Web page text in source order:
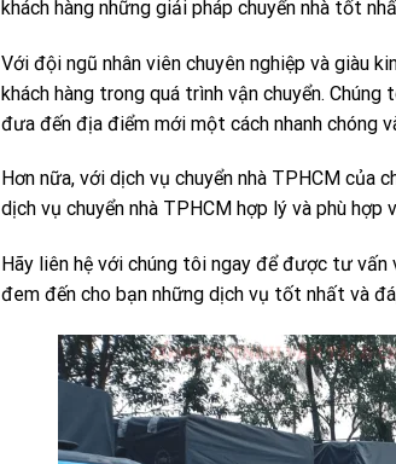
khách hàng những giải pháp chuyển nhà tốt
Với đội ngũ nhân viên chuyên nghiệp và giàu
khách hàng trong quá trình vận chuyển.
đưa đến địa điểm mới một cách nhanh chóng
Hơn nữa, với dịch vụ chuyển nhà TPHCM của
dịch vụ chuyển nhà TPHCM hợp lý và phù hợp
Hãy liên hệ với chúng tôi ngay để được tư
đem đến cho bạn những dịch vụ tốt nhất và